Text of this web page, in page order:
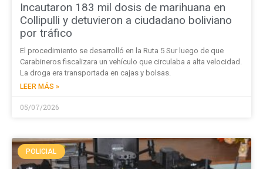
Incautaron 183 mil dosis de marihuana en
Collipulli y detuvieron a ciudadano boliviano
por tráfico
El procedimiento se desarrolló en la Ruta 5 Sur luego de que
Carabineros fiscalizara un vehículo que circulaba a alta velocidad.
La droga era transportada en cajas y bolsas.
LEER MÁS »
05/07/2026
POLICIAL